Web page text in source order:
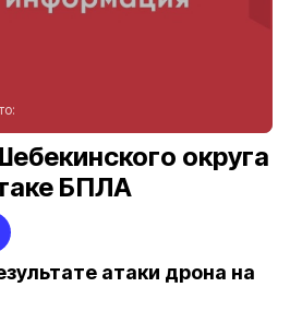
округа
БПЛА
атаки дрона на